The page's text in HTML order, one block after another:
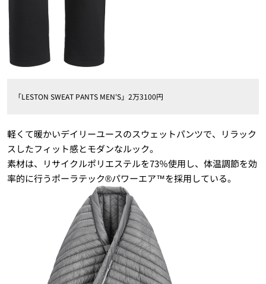
「LESTON SWEAT PANTS MEN'S」2万3100円
軽くて暖かいデイリーユースのスウェットパンツで、リラック
スしたフィット感とモダンなルック。
素材は、リサイクルポリエステルを73％使用し、体温調節を効
率的に行うポーラテック®パワーエア™を採用している。